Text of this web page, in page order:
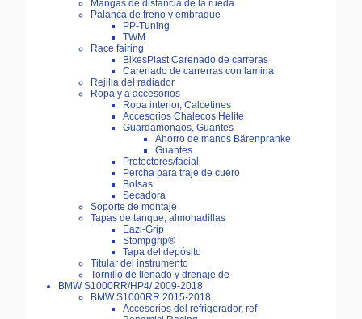
Mangas de distancia de la rueda
Palanca de freno y embrague
PP-Tuning
TWM
Race fairing
BikesPlast Carenado de carreras
Carenado de carrerras con lamina
Rejilla del radiador
Ropa y a accesorios
Ropa interior, Calcetines
Accesorios Chalecos Helite
Guardamonaos, Guantes
Ahorro de manos Bärenpranke
Guantes
Protectores/facial
Percha para traje de cuero
Bolsas
Secadora
Soporte de montaje
Tapas de tanque, almohadillas
Eazi-Grip
Stompgrip®
Tapa del depósito
Titular del instrumento
Tornillo de llenado y drenaje de
BMW S1000RR/HP4/ 2009-2018
BMW S1000RR 2015-2018
Accesorios del refrigerador, ref